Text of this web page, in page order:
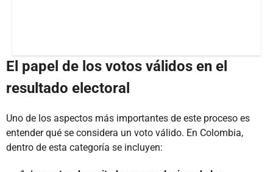
El papel de los votos válidos en el
resultado electoral
Uno de los aspectos más importantes de este proceso es
entender qué se considera un voto válido. En Colombia,
dentro de esta categoría se incluyen: